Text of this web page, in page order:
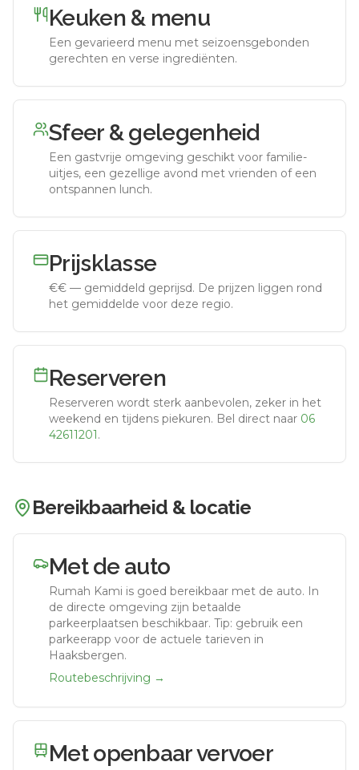
Keuken & menu
Een gevarieerd menu met seizoensgebonden
gerechten en verse ingrediënten.
Sfeer & gelegenheid
Een gastvrije omgeving geschikt voor familie-
uitjes, een gezellige avond met vrienden of een
ontspannen lunch.
Prijsklasse
€€ — gemiddeld geprijsd. De prijzen liggen rond
het gemiddelde voor deze regio.
Reserveren
Reserveren wordt sterk aanbevolen, zeker in het
weekend en tijdens piekuren. Bel direct naar 06
42611201.
Bereikbaarheid & locatie
Met de auto
Rumah Kami is goed bereikbaar met de auto. In
de directe omgeving zijn betaalde
parkeerplaatsen beschikbaar. Tip: gebruik een
parkeerapp voor de actuele tarieven in
Haaksbergen.
Routebeschrijving →
Met openbaar vervoer